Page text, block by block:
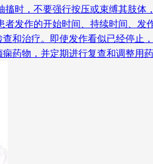
搐时，不要强行按压或束缚其肢
者发作的开始时间、持续时间、
和治疗。即使发作看似已经停止
药物，并定期进行复查和调整用